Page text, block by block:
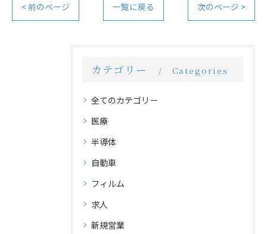
< 前のページ 一覧に戻る 次のページ >
カテゴリー Categories
全てのカテゴリー
医療
半導体
自動車
フィルム
求人
新規営業